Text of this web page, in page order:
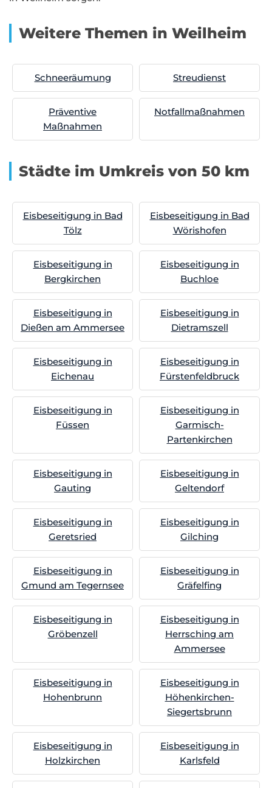
Weitere Themen in Weilheim
Schneeräumung Streudienst
Präventive
Maßnahmen
Notfallmaßnahmen
Städte im Umkreis von 50 km
Eisbeseitigung in Bad
Tölz
Eisbeseitigung in Bad
Wörishofen
Eisbeseitigung in
Bergkirchen
Eisbeseitigung in
Buchloe
Eisbeseitigung in
Dießen am Ammersee
Eisbeseitigung in
Dietramszell
Eisbeseitigung in
Eichenau
Eisbeseitigung in
Fürstenfeldbruck
Eisbeseitigung in
Füssen
Eisbeseitigung in
Garmisch-
Partenkirchen
Eisbeseitigung in
Gauting
Eisbeseitigung in
Geltendorf
Eisbeseitigung in
Geretsried
Eisbeseitigung in
Gilching
Eisbeseitigung in
Gmund am Tegernsee
Eisbeseitigung in
Gräfelfing
Eisbeseitigung in
Gröbenzell
Eisbeseitigung in
Herrsching am
Ammersee
Eisbeseitigung in
Hohenbrunn
Eisbeseitigung in
Höhenkirchen-
Siegertsbrunn
Eisbeseitigung in
Holzkirchen
Eisbeseitigung in
Karlsfeld